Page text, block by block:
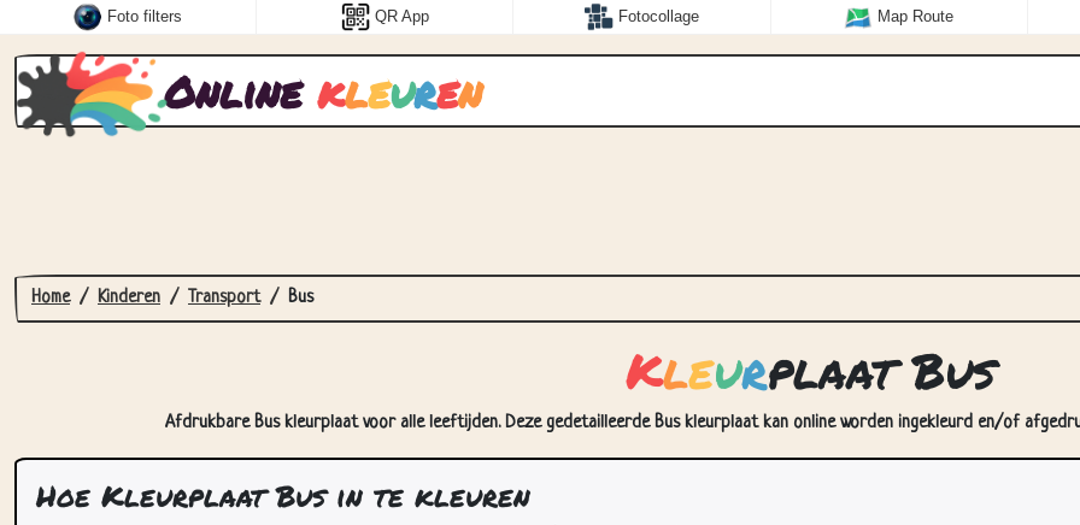
Foto filters QR App Fotocollage Map Route
Online kleuren
Home Kinderen Transport Bus
Kleurplaat Bus
Afdrukbare Bus kleurplaat voor alle leeftijden. Deze gedetailleerde Bus kleurplaat kan online worden ingekleurd en/of
Hoe Kleurplaat Bus in te kleuren